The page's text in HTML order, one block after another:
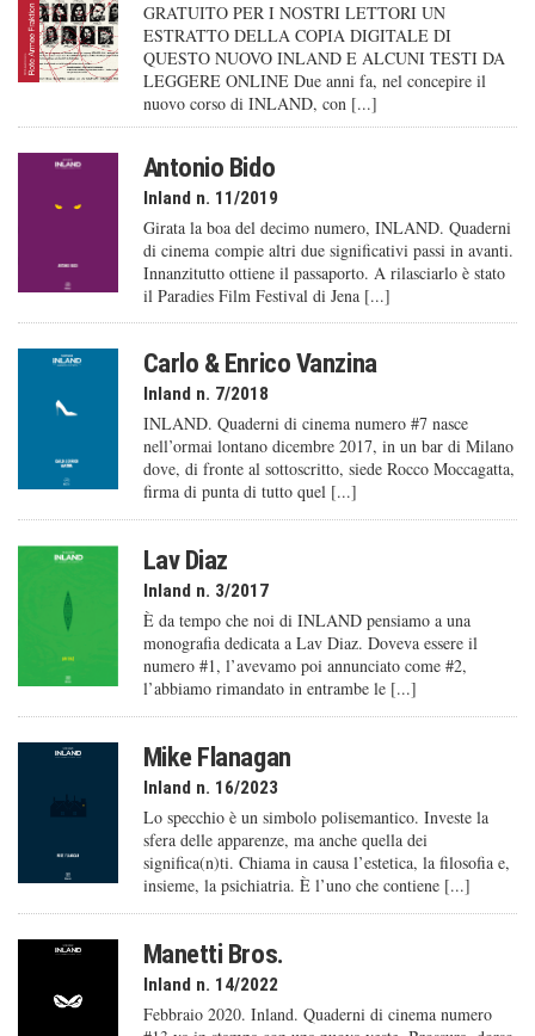
GRATUITO PER I NOSTRI LETTORI UN
ESTRATTO DELLA COPIA DIGITALE DI
QUESTO NUOVO INLAND E ALCUNI TESTI DA
LEGGERE ONLINE Due anni fa, nel concepire il
nuovo corso di INLAND, con [...]
Antonio Bido
Inland n. 11/2019
Girata la boa del decimo numero, INLAND. Quaderni
di cinema compie altri due significativi passi in avanti.
Innanzitutto ottiene il passaporto. A rilasciarlo è stato
il Paradies Film Festival di Jena [...]
Carlo & Enrico Vanzina
Inland n. 7/2018
INLAND. Quaderni di cinema numero #7 nasce
nell’ormai lontano dicembre 2017, in un bar di Milano
dove, di fronte al sottoscritto, siede Rocco Moccagatta,
firma di punta di tutto quel [...]
Lav Diaz
Inland n. 3/2017
È da tempo che noi di INLAND pensiamo a una
monografia dedicata a Lav Diaz. Doveva essere il
numero #1, l’avevamo poi annunciato come #2,
l’abbiamo rimandato in entrambe le [...]
Mike Flanagan
Inland n. 16/2023
Lo specchio è un simbolo polisemantico. Investe la
sfera delle apparenze, ma anche quella dei
significa(n)ti. Chiama in causa l’estetica, la filosofia e,
insieme, la psichiatria. È l’uno che contiene [...]
Manetti Bros.
Inland n. 14/2022
Febbraio 2020. Inland. Quaderni di cinema numero